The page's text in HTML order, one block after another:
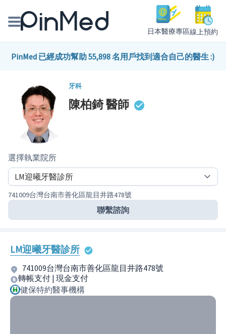
日本醫療專區線上預約
線上預約醫師、院所
健康主題館
PinMed 已經成功幫助 55,898 名用戶找到適合自己的醫生 :)
牙科
陳柏錡醫師
選擇執業院所
741009台灣台南市善化區龍目井路478號
聯繫諮詢
LM迎曦牙醫診所
741009台灣台南市善化區龍目井路478號
轉帳支付 | 現金支付
健保特約醫事機構